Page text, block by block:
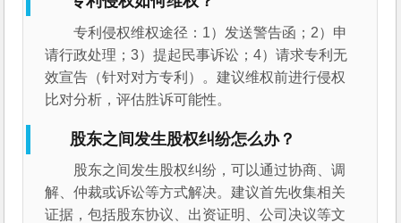
专利侵权维权途径：1）发送警告函；2）申
请行政处理；3）提起民事诉讼；4）请求专利无
效宣告（针对对方专利）。建议维权前进行侵权
比对分析，评估胜诉可能性。
股东之间发生股权纠纷怎么办？
股东之间发生股权纠纷，可以通过协商、调
解、仲裁或诉讼等方式解决。建议首先收集相关
证据，包括股东协议、出资证明、公司决议等文